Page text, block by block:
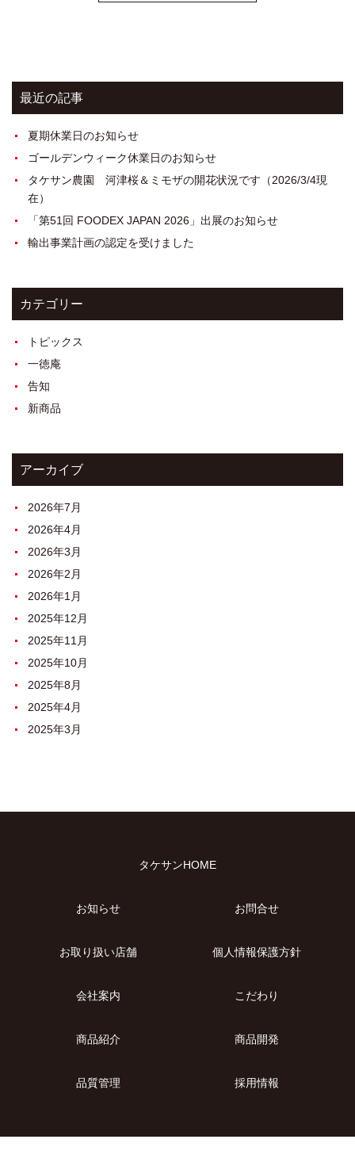
ン
最近の記事
夏期休業日のお知らせ
ゴールデンウィーク休業日のお知らせ
タケサン農園 河津桜＆ミモザの開花状況です（2026/3/4現
在）
「第51回 FOODEX JAPAN 2026」出展のお知らせ
輸出事業計画の認定を受けました
カテゴリー
トピックス
一徳庵
告知
新商品
アーカイブ
2026年7月
2026年4月
2026年3月
2026年2月
2026年1月
2025年12月
2025年11月
2025年10月
2025年8月
2025年4月
2025年3月
2022年9月
2021年9月
2020年7月
2019年10月
タケサンHOME
お知らせ お問合せ
お取り扱い店舗 個人情報保護方針
会社案内 こだわり
商品紹介 商品開発
品質管理 採用情報